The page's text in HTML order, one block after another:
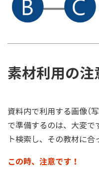
素材利用の注
資料内で利用する画像（
で準備するのは、大変で
ト検索し、その教材に合
この時、注意です！